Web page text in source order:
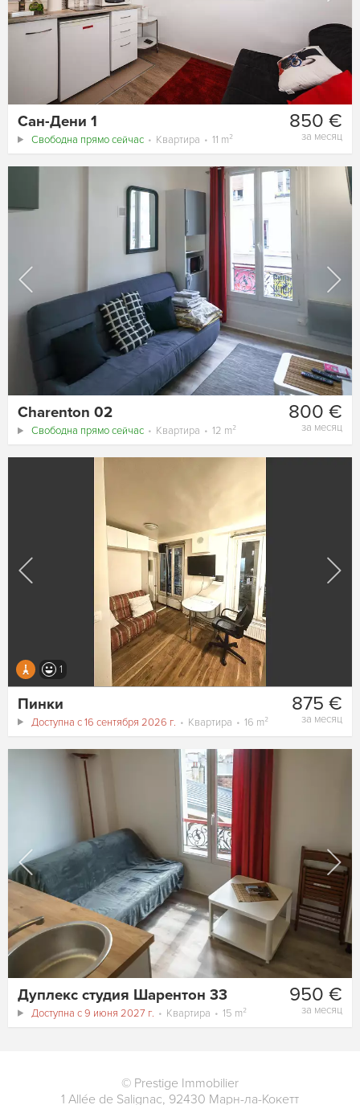
850 €
за месяц
Сан-Дени 1
Свободна прямо сейчас Квартира 11 m²
800 €
за месяц
Charenton 02
Свободна прямо сейчас Квартира 12 m²
1
875 €
за месяц
Пинки
Доступна с 16 сентября 2026 г. Квартира 16 m²
950 €
за месяц
Дуплекс студия Шарентон 33
Доступна с 9 июня 2027 г. Квартира 15 m²
© Prestige Immobilier
1 Allée de Salignac, 92430 Марн-ла-Кокетт